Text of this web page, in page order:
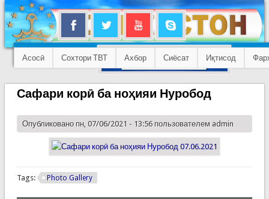
Асосӣ Сохтори ТВТ Ахбор Сиёсат Иқтисод
Сафари корӣ ба ноҳияи Нуробод
Опубликовано пн, 07/06/2021 - 13:56 пользователем admin
Tags: Photo Gallery